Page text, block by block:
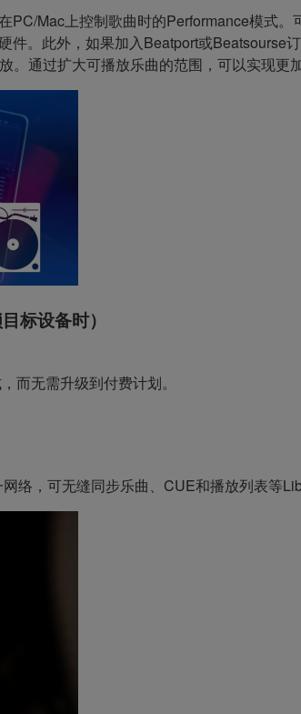
Mac上控制歌曲时的Performance模式。
。此外，如果加入Beatport或Beatsourse
通过扩大可播放乐曲的范围，可以实现更
标设备时）
而无需升级到付费计划。
络，可无缝同步乐曲、CUE和播放列表等